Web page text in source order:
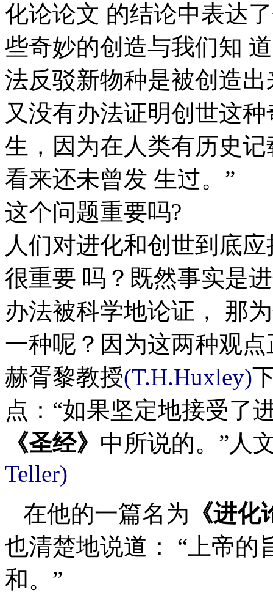
化论论文 的结论中表达
些奇妙的创造与我们知
法反驳新物种是被创造
又没有办法证明创世这
生，因为在人类有历史
看来还未曾发 生过。”
这个问题重要吗?
人们对进化和创世到底
很重要 吗？既然事实是
办法被科学地论证， 那
一种呢？因为这两种观点
赫胥黎教授(T.H.Huxley)
点：“如果坚定地接受了
《圣经》 中所说的。”人
Teller)
在他的一篇名为 《进
也清楚地说道： “上帝的
和。”